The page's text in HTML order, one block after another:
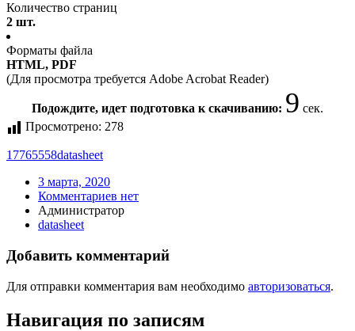
Количество страниц
2 шт.
Форматы файла
HTML, PDF
(Для просмотра требуется Adobe Acrobat Reader)
Подождите, идет подготовка к скачиванию: 9 сек.
Просмотрено: 278
17765558datasheet
3 марта, 2020
Комментариев нет
Администратор
datasheet
Добавить комментарий
Для отправки комментария вам необходимо авторизоваться.
Навигация по записям